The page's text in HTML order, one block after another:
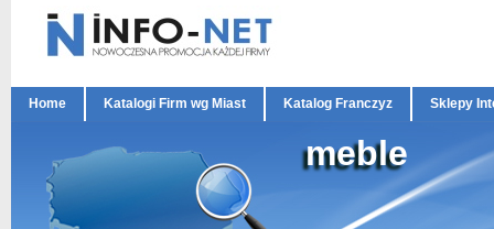
Home Katalogi Firm wg Miast Katalog Franczyz Sklepy
meble